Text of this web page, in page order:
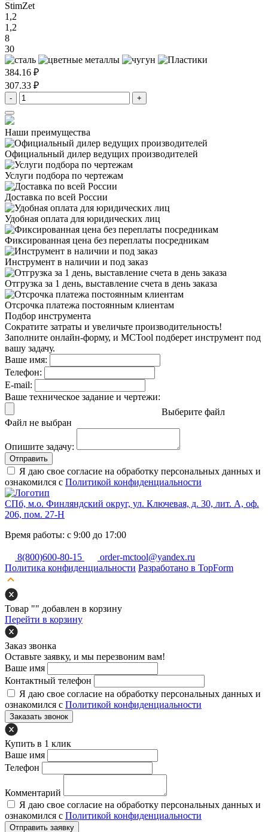
StimZet
1,2
1,2
8
30
384.16 ₽
307.33 ₽
- +
Наши преимущества
Официальный дилер ведущих производителей
Услуги подбора по чертежам
Доставка по всей России
Удобная оплата для юридических лиц
Фиксированная цена без переплаты посредникам
Инструмент в наличии и под заказ
Отгрузка за 1 день, выставление счета в день заказа
Отсрочка платежа постоянным клиентам
Подбор инструмента
Сократите затраты и увеличьте производительность!
Заполните онлайн-форму, и MCTool подберет инструмент под
вашу задачу.
Ваше имя:
Телефон:
E-mail:
Ваше техническое задание и чертежи:
Выберите файл
Файл не выбран
Опишите задачу:
Отправить
Я даю свое согласие на обработку персональных данных и
ознакомился с Политикой конфиденциальности
СПб, м.о. Финляндский округ, ул. Ключевая, д. 30, лит. А, оф.
206, пом. 27-Н
Время работы: с 9:00 до 17:00
8(800)600-80-15
order-mctool@yandex.ru
Политика конфиденциальности Разработано в TopForm
Товар "" добавлен в корзину
Перейти в корзину
Заказ звонка
Оставьте заявку, и мы перезвоним вам!
Ваше имя
Контактный телефон
Я даю свое согласие на обработку персональных данных и
ознакомился с Политикой конфиденциальности
Заказать звонок
Купить в 1 клик
Ваше имя
Телефон
Комментарий
Я даю свое согласие на обработку персональных данных и
ознакомился с Политикой конфиденциальности
Отправить заявку